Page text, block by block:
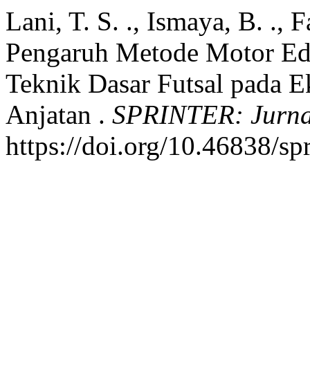
Lani, T. S. ., Ismaya, B. .,
Pengaruh Metode Motor
Teknik Dasar Futsal pada
Anjatan . SPRINTER:
https://doi.org/10.46838/